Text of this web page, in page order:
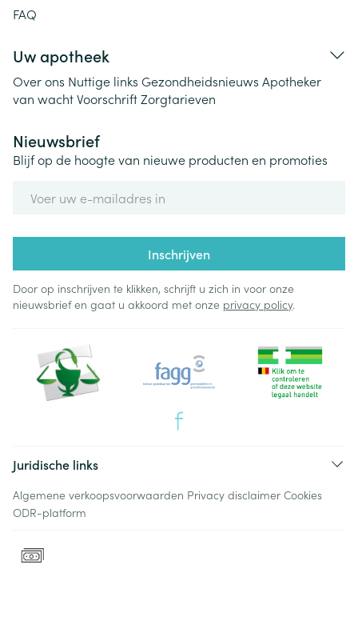
FAQ
Uw apotheek
Over ons Nuttige links Gezondheidsnieuws Apotheker
van wachtVoorschriftZorgtarieven
Nieuwsbrief
Blijf op de hoogte van nieuwe producten en promoties
Inschrijven
Door op inschrijven te klikken, schrijft u zich in voor onze
nieuwsbrief en gaat u akkoord met onze privacy policy.
Juridische links
Algemene verkoopsvoorwaarden Privacy disclaimer Cookies
ODR-platform